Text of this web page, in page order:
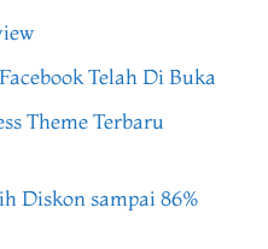
Telah Di Buka
Theme Terbaru
Diskon sampai 86%